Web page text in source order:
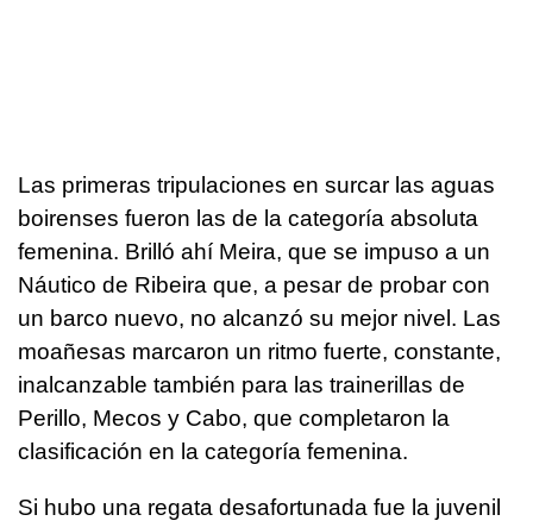
Las primeras tripulaciones en surcar las aguas
boirenses fueron las de la categoría absoluta
femenina. Brilló ahí Meira, que se impuso a un
Náutico de Ribeira que, a pesar de probar con
un barco nuevo, no alcanzó su mejor nivel. Las
moañesas marcaron un ritmo fuerte, constante,
inalcanzable también para las trainerillas de
Perillo, Mecos y Cabo, que completaron la
clasificación en la categoría femenina.
Si hubo una regata desafortunada fue la juvenil